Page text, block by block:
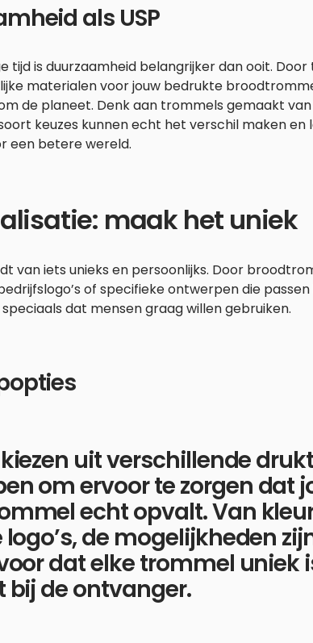
als USP
tijd is duurzaamheid belangrijker dan ooit.
materialen voor jouw bedrukte
de planeet. Denk aan trommels gemaakt
keuzes kunnen echt het verschil maken en
een betere wereld.
maak het uniek
van iets unieks en persoonlijks. Door
of specifieke ontwerpen die
dat mensen graag willen gebruiken.
uit verschillende
om ervoor te zorgen dat
echt opvalt. Van
de mogelijkheden
dat elke trommel uniek
bij de ontvanger.